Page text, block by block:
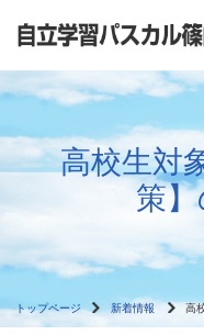
高校生対
策
トップページ 新着情報 高